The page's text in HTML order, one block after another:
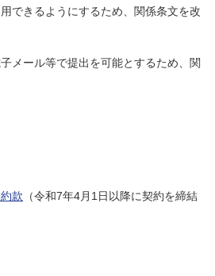
できるようにするため、関係条文を改
メール等で提出を可能とするため、関
款 （令和7年4月1日以降に契約を締結